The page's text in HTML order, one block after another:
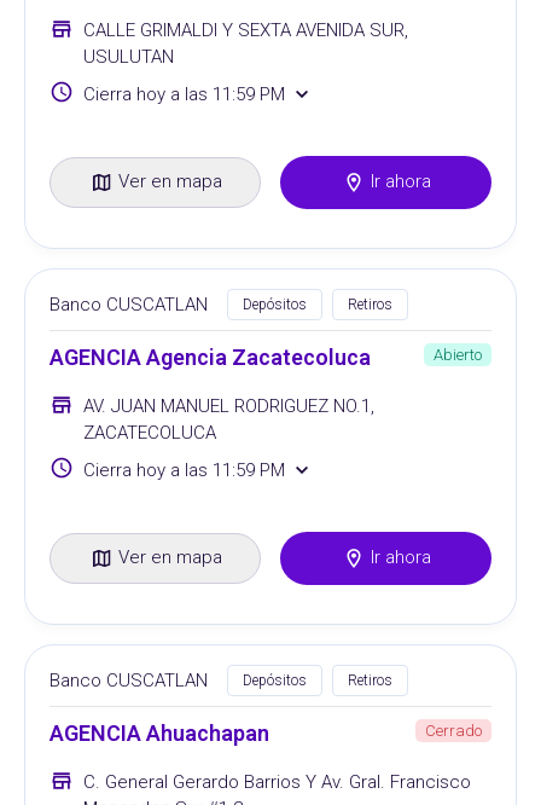
CALLE GRIMALDI Y SEXTA AVENIDA SUR,
USULUTAN
Cierra hoy a las 11:59 PM
Ver en mapa Ir ahora
Banco CUSCATLAN Depósitos Retiros
AGENCIA Agencia Zacatecoluca Abierto
AV. JUAN MANUEL RODRIGUEZ NO.1,
ZACATECOLUCA
Cierra hoy a las 11:59 PM
Ver en mapa Ir ahora
Banco CUSCATLAN Depósitos Retiros
AGENCIA Ahuachapan Cerrado
C. General Gerardo Barrios Y Av. Gral. Francisco